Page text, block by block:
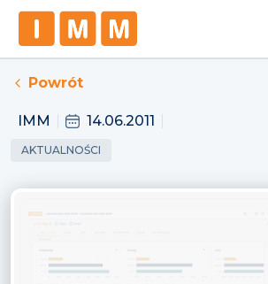
Powrót
IMM 14.06.2011
AKTUALNOŚCI